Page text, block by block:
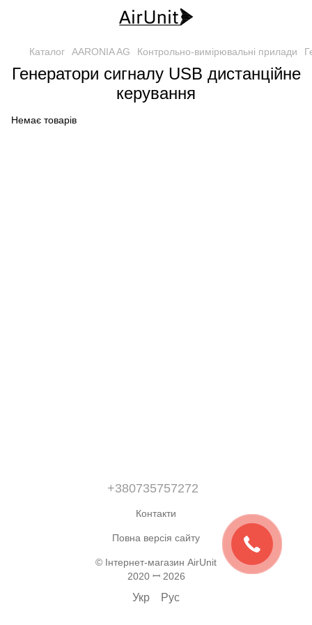
Каталог AARONIA AG Контрольно-вимірювальні прилади
Генератори сигналу USB дистанційне
керування
Немає товарів
+380735757272
Контакти
Повна версія сайту
© Інтернет-магазин AirUnit
2020 ꟷ 2026
Укр Рус